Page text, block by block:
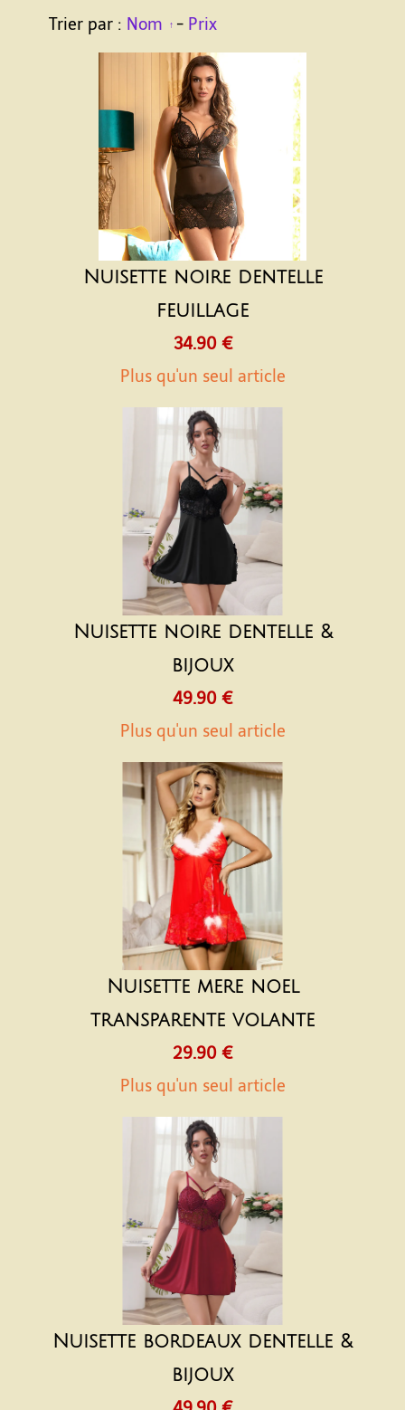
Trier par : Nom - Prix
Nuisette noire dentelle
feuillage
34.90 €
Plus qu'un seul article
Nuisette noire dentelle &
bijoux
49.90 €
Plus qu'un seul article
Nuisette mere noel
transparente volante
29.90 €
Plus qu'un seul article
Nuisette bordeaux dentelle &
bijoux